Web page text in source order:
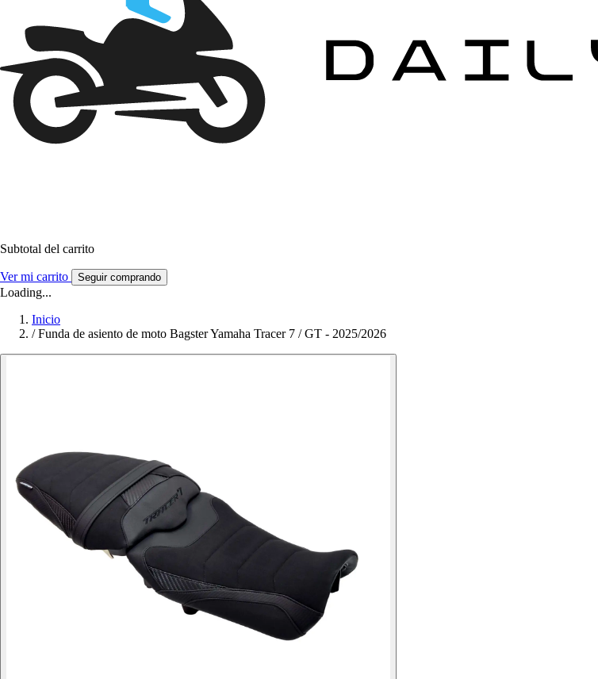
Subtotal del carrito
Ver mi carrito Seguir comprando
Loading...
Inicio
/ Funda de asiento de moto Bagster Yamaha Tracer 7 / GT - 2025/2026